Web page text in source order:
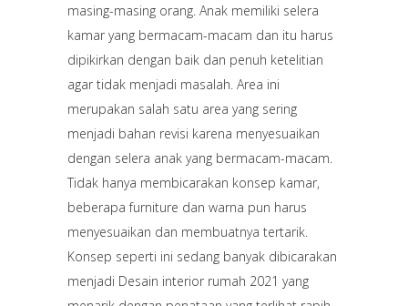
masing-masing orang. Anak memiliki selera
kamar yang bermacam-macam dan itu harus
dipikirkan dengan baik dan penuh ketelitian
agar tidak menjadi masalah. Area ini
merupakan salah satu area yang sering
menjadi bahan revisi karena menyesuaikan
dengan selera anak yang bermacam-macam.
Tidak hanya membicarakan konsep kamar,
beberapa furniture dan warna pun harus
menyesuaikan dan membuatnya tertarik.
Konsep seperti ini sedang banyak dibicarakan
menjadi Desain interior rumah 2021 yang